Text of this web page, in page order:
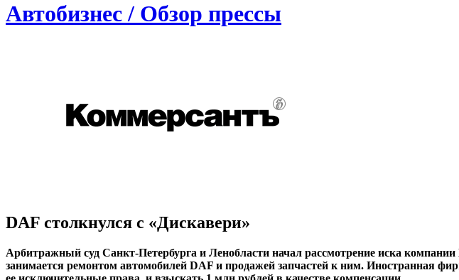
Автобизнес / Обзор прессы
DAF столкнулся с «Дискавери»
Арбитражный суд Санкт-Петербурга и Ленобласти начал рассмотрение иска
занимается ремонтом автомобилей DAF и продажей запчастей к ним. Иностранная